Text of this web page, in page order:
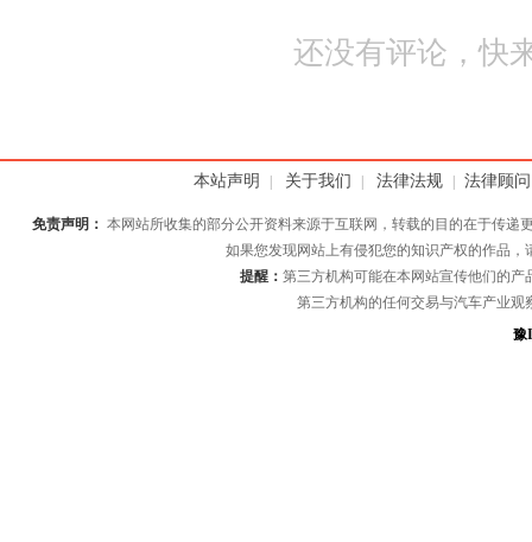
还没有评论，快
本站声明 关于我们 法律法规 法律顾问
免责声明： 本网站所收集的部分公开资料来源于互联网，转载的目的在于传
如果您发现网站上有侵犯您的知识产权的作品
提醒： 第三方机构可能在本网站宣传他们的
第三方机构的任何交易与汽车产业
豫